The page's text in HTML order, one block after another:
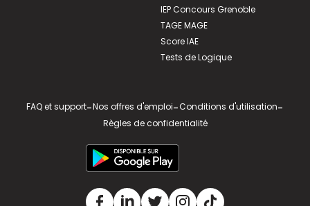
IEP Concours Grenoble
TAGE MAGE
Score IAE
Tests de Logique
FAQ et support-Nos offres d'emploi-Conditions d'utilisation-
Règles de confidentialité